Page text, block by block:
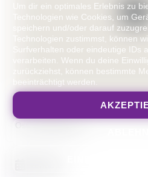
Um dir ein optimales Erlebnis zu
Technologien wie Cookies, um
speichern und/oder darauf
Technologien zustimmst, können
Surfverhalten oder eindeutige IDs
verarbeiten. Wenn du deine
zurückziehst, können bestimmte
beeinträchtigt werden.
Ost, Deutschland